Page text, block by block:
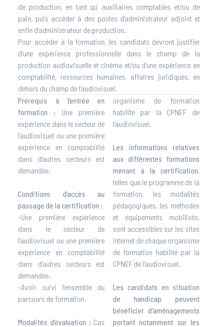
de production, en tant qu’ auxiliaires comptables et/ou de
paie, puis accéder à des postes d’administrateur adjoint et
enfin d’administrateur de production.
Pour accéder à la formation, les candidats devront justifier
d’une expérience professionnelle dans le champ de la
production audiovisuelle et cinéma et/ou d’une expérience en
comptabilité, ressources humaines, affaires juridiques, en
dehors du champ de l’audiovisuel.
Prérequis à l’entrée en
formation : Une première
expérience dans le secteur de
l’audiovisuel ou une première
expérience en comptabilité
dans d’autres secteurs est
demandée.
Conditions d’accès au
passage de la certification :
-Une première expérience
dans le secteur de
l’audiovisuel ou une première
expérience en comptabilité
dans d’autres secteurs est
demandée.
-Avoir suivi l’ensemble du
parcours de formation.
Modalités d’évaluation : Cas
organisme de formation
habilité par la CPNEF de
l’audiovisuel.
Les informations relatives
aux différentes formations
menant à la certification,
telles que le programme de la
formation, les modalités
pédagogiques, les méthodes
et équipements mobilisés,
sont accessibles sur les sites
internet de chaque organisme
de formation habilité par la
CPNEF de l’audiovisuel.
Les candidats en situation
de handicap peuvent
bénéficier d'aménagements
portant notamment sur les